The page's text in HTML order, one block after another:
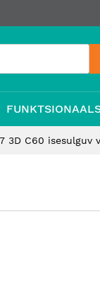
3D C60 isesulguv